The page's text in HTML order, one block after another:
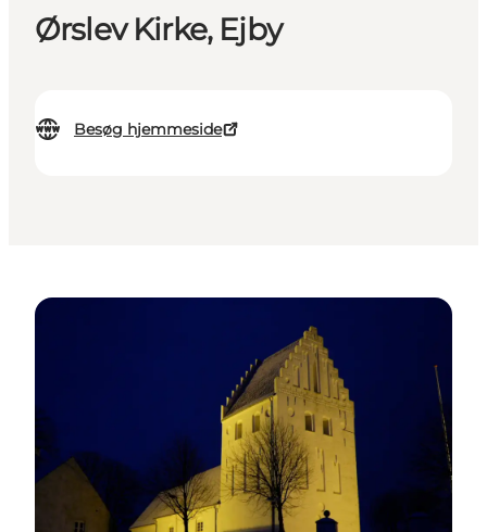
Ørslev Kirke, Ejby
Besøg hjemmeside